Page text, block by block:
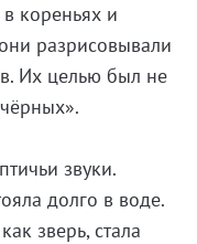
кореньях и
разрисовывали
Их целью был не
звуки.
долго в воде.
зверь, стала